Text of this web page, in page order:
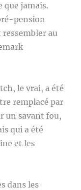
que jamais.
pension
ressembler au
le vrai, a été
remplacé par
un savant fou,
qui a été
et les
dans les